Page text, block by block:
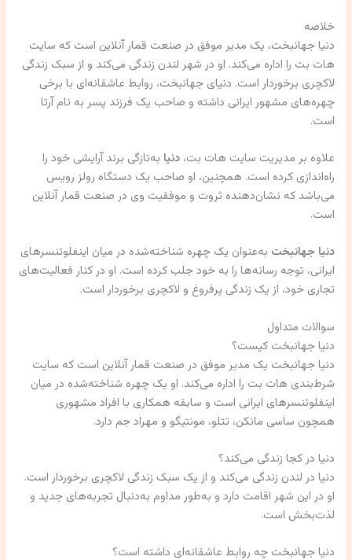
خلاصه
دنیا جهانبخت، یک مدیر موفق در صنعت قمار آنلاین است که سایت
هات بت را اداره می‌کند. او در شهر لندن زندگی می‌کند و از سبک زندگی
لاکچری برخوردار است. دنیای جهانبخت، روابط عاشقانه‌ای با برخی
چهره‌های مشهور ایرانی داشته و صاحب یک فرزند پسر به نام آرتا
است.
علاوه بر مدیریت سایت هات بت،دنیا به‌تازگی برند آرایشی خود را
راه‌اندازی کرده است. همچنین، او صاحب یک دستگاه رولز رویس
می‌باشد که نشان‌دهنده ثروت و موفقیت وی در صنعت قمار آنلاین
است.
دنیا جهانبخت به‌عنوان یک چهره شناخته‌شده در میان اینفلوئنسرهای
ایرانی، توجه رسانه‌ها را به خود جلب کرده است. او در کنار فعالیت‌های
تجاری خود، از یک زندگی پرفروغ و لاکچری برخوردار است.
سوالات متداول
دنیا جهانبخت کیست؟
دنیا جهانبخت یک مدیر موفق در صنعت قمار آنلاین است که سایت
شرط‌بندی هات بت را اداره می‌کند. او یک چهره شناخته‌شده در میان
اینفلوئنسرهای ایرانی است و سابقه همکاری با افراد مشهوری
همچون ساسی مانکن، تتلو، مونتیگو و مهراد جم دارد.
دنیا در کجا زندگی می‌کند؟
دنیا در لندن زندگی می‌کند و از یک سبک زندگی لاکچری برخوردار است.
او در این شهر اقامت دارد و به‌طور مداوم به‌دنبال تجربه‌های جدید و
لذت‌بخش است.
دنیا جهانبخت چه روابط عاشقانه‌ای داشته است؟